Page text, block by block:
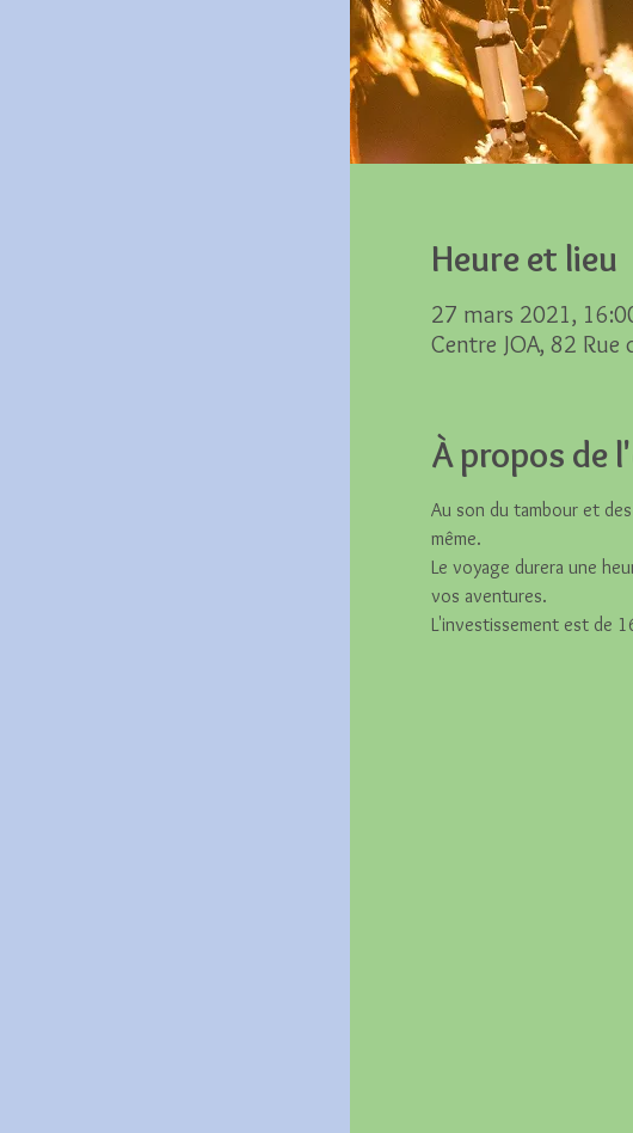
Heure et lieu
27 mars 2021,
Centre JOA, 82
À propos de
Au son du tambour et
même.
Le voyage durera une
vos aventures.
L'investissement est de